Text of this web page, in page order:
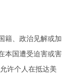
籍、政治见解或加
本国遭受迫害或害
许个人在抵达美